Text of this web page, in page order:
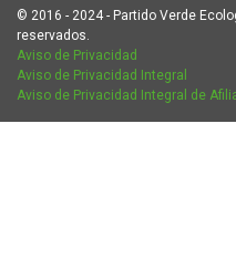
© 2016 - 2024 - Partido Verde
reservados.
Aviso de Privacidad
Aviso de Privacidad Integral
Aviso de Privacidad Integral de